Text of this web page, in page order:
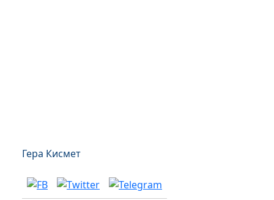
Гера Кисмет